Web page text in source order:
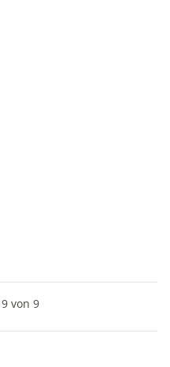
von 9